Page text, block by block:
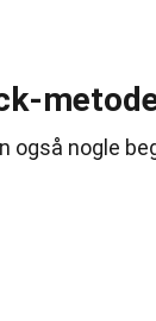
også nogle